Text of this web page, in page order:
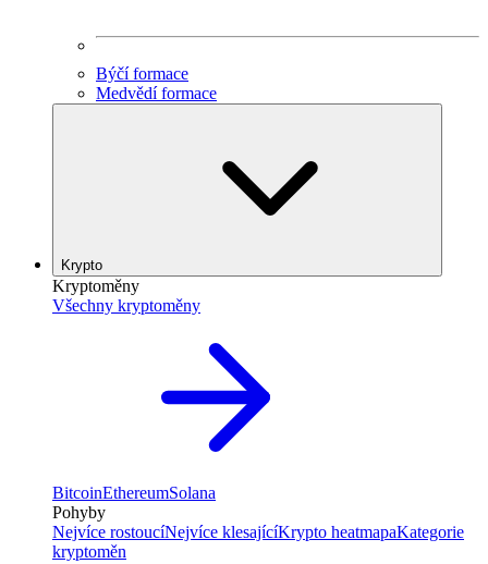
Býčí formace
Medvědí formace
Krypto
Kryptoměny
Všechny kryptoměny
BitcoinEthereumSolana
Pohyby
Nejvíce rostoucíNejvíce klesajícíKrypto heatmapaKategorie
kryptoměn